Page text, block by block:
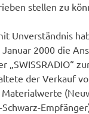
stellen zu
Unverständnis
2000 die
„SWISSRADIO“
der Verkauf